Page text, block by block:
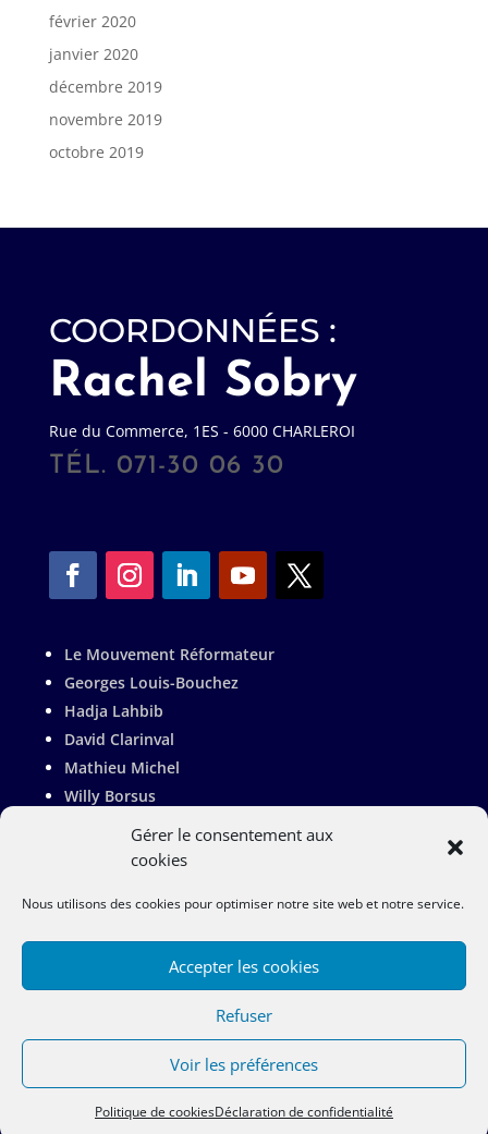
Gérer le consentement aux
cookies
Nous utilisons des cookies pour optimiser notre site web et notre service.
Accepter les cookies
Refuser
Voir les préférences
Politique de cookiesDéclaration de confidentialité
février 2020
janvier 2020
décembre 2019
novembre 2019
octobre 2019
COORDONNÉES :
Rachel Sobry
Rue du Commerce, 1ES - 6000 CHARLEROI
TÉL. 071-30 06 30
Le Mouvement Réformateur
Georges Louis-Bouchez
Hadja Lahbib
David Clarinval
Mathieu Michel
Willy Borsus
Adrien Dolimont
Valérie De Bue
Françoise Bertieaux
Politique de Cookies
Site Map